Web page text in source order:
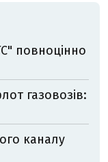
повноцінно
газовозів:
каналу